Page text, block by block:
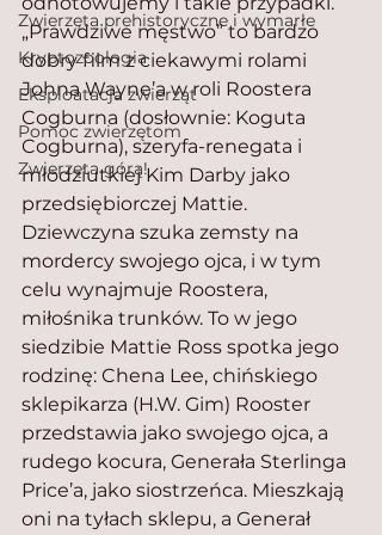
Zwierzęta prehistoryczne i wymarłe
Kryptozoologia
Eksploatacja zwierząt
Pomoc zwierzętom
Zwierzęta górą!
„Prawdziwe męstwo” to bardzo
dobry film z ciekawymi rolami
Johna Wayne’a w roli Roostera
Cogburna (dosłownie: Koguta
Cogburna), szeryfa-renegata i
młodziutkiej Kim Darby jako
przedsiębiorczej Mattie.
Dziewczyna szuka zemsty na
mordercy swojego ojca, i w tym
celu wynajmuje Roostera,
miłośnika trunków. To w jego
siedzibie Mattie Ross spotka jego
rodzinę: Chena Lee, chińskiego
sklepikarza (H.W. Gim) Rooster
przedstawia jako swojego ojca, a
rudego kocura, Generała Sterlinga
Price’a, jako siostrzeńca. Mieszkają
oni na tyłach sklepu, a Generał